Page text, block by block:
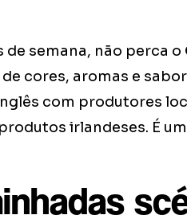
de semana, não perca o
cores, aromas e
com produtores
irlandeses. É